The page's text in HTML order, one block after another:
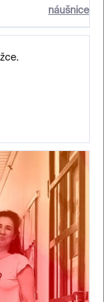
náušnice